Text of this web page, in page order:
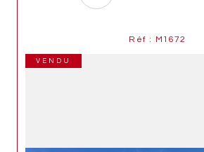
Réf : M1672
VENDU